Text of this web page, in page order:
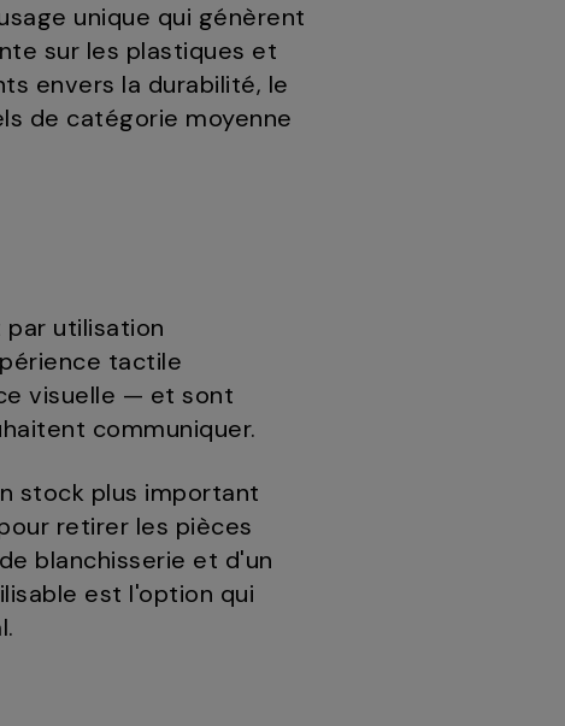
unique qui génèrent
sur les plastiques et
envers la durabilité, le
de catégorie moyenne
par utilisation
tactile
visuelle — et sont
communiquer.
stock plus important
retirer les pièces
blanchisserie et d'un
est l'option qui